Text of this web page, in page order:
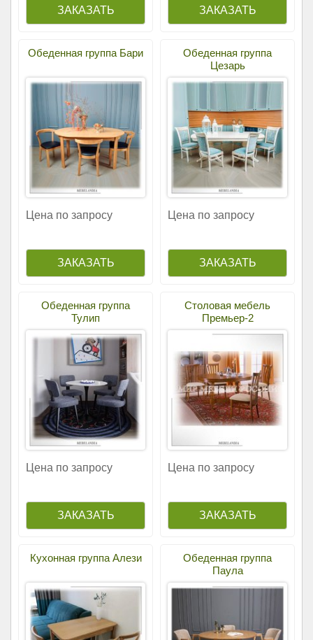
Обеденная группа Бари
Цена по запросу
Обеденная группа
Цезарь
Цена по запросу
Обеденная группа
Тулип
Цена по запросу
Столовая мебель
Премьер-2
Цена по запросу
Кухонная группа Алези
Обеденная группа
Паула